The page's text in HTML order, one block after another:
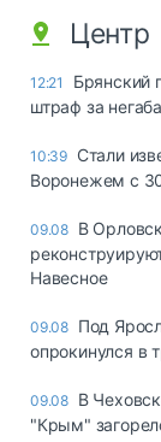
Центр
12:21
Брянский
штраф за
10:39 Стали
Воронежем с
09.08 В
Навесное
09.08 Под
опрокинулся в
09.08 В
"Крым"